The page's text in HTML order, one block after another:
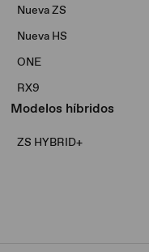
Nueva ZS
Nueva HS
ONE
RX9
Modelos híbridos
ZS HYBRID+